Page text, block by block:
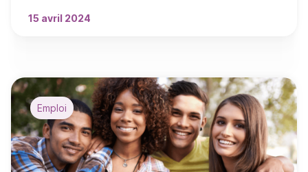
15 avril 2024
Emploi